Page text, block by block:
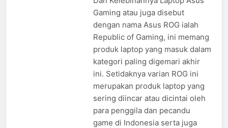
Gaming atau juga disebut
dengan nama Asus ROG ialah
Republic of Gaming, ini memang
produk laptop yang masuk dalam
kategori paling digemari akhir
ini. Setidaknya varian ROG ini
merupakan produk laptop yang
sering diincar atau dicintai oleh
para penggila dan pecandu
game di Indonesia serta juga